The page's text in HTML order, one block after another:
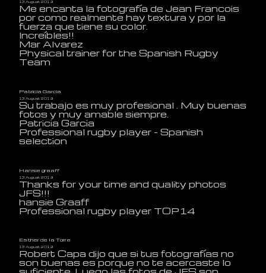
13 August 2019
Me encanta la fotografía de Jean Francois
por como realmente hay textura y por la
fuerza que tiene su color.
Increíbles!!
Mar Alvarez
Physical trainer for the Spanish Rugby
Team
Patricia Garcia
13 August 2019
Su trabajo es muy profesional . Muy buenas
fotos y muy amable siempre.
Patricia Garcia
Professional rugby player - Spanish
selection
Hansie graaff
13 August 2019
Thanks for your time and quality photos
JFS!!!
hansie Graaff
Professional rugby player TOP14
Esther de la Torre
13 August 2019
Robert Capa dijo que si tus fotografías no
son buenas es porque no te acercaste lo